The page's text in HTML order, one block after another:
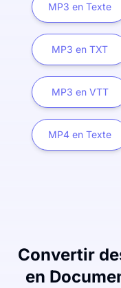
MP3 en Texte
MP3 en TXT
MP3 en VTT
MP4 en Texte
Convertir
en